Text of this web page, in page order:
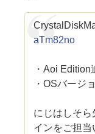
aTm82no
・Aoi Edition
・OSバージ
にじはしそら
インをご担